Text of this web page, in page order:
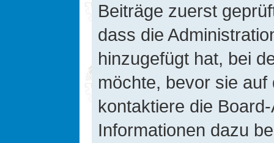
Beiträge zuerst
dass die
hinzugefügt hat, bei
möchte, bevor sie
kontaktiere die
Informationen dazu